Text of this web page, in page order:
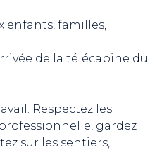
enfants, familles,
de la télécabine du
Respectez les
gardez
sur les sentiers,